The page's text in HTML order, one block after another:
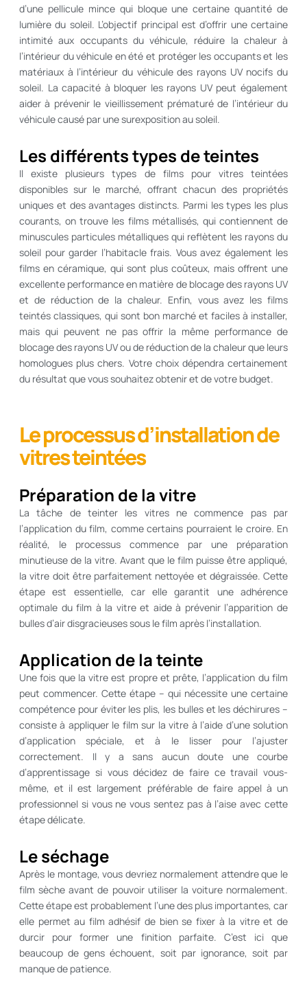
d’une pellicule mince qui bloque une certaine quantité de
lumière du soleil. L’objectif principal est d’offrir une certaine
intimité aux occupants du véhicule, réduire la chaleur à
l’intérieur du véhicule en été et protéger les occupants et les
matériaux à l’intérieur du véhicule des rayons UV nocifs du
soleil. La capacité à bloquer les rayons UV peut également
aider à prévenir le vieillissement prématuré de l’intérieur du
véhicule causé par une surexposition au soleil.
Les différents types de teintes
Il existe plusieurs types de films pour vitres teintées
disponibles sur le marché, offrant chacun des propriétés
uniques et des avantages distincts. Parmi les types les plus
courants, on trouve les films métallisés, qui contiennent de
minuscules particules métalliques qui reflètent les rayons du
soleil pour garder l’habitacle frais. Vous avez également les
films en céramique, qui sont plus coûteux, mais offrent une
excellente performance en matière de blocage des rayons UV
et de réduction de la chaleur. Enfin, vous avez les films
teintés classiques, qui sont bon marché et faciles à installer,
mais qui peuvent ne pas offrir la même performance de
blocage des rayons UV ou de réduction de la chaleur que leurs
homologues plus chers. Votre choix dépendra certainement
du résultat que vous souhaitez obtenir et de votre budget.
Le processus d’installation de
vitres teintées
Préparation de la vitre
La tâche de teinter les vitres ne commence pas par
l’application du film, comme certains pourraient le croire. En
réalité, le processus commence par une préparation
minutieuse de la vitre. Avant que le film puisse être appliqué,
la vitre doit être parfaitement nettoyée et dégraissée. Cette
étape est essentielle, car elle garantit une adhérence
optimale du film à la vitre et aide à prévenir l’apparition de
bulles d’air disgracieuses sous le film après l’installation.
Application de la teinte
Une fois que la vitre est propre et prête, l’application du film
peut commencer. Cette étape – qui nécessite une certaine
compétence pour éviter les plis, les bulles et les déchirures –
consiste à appliquer le film sur la vitre à l’aide d’une solution
d’application spéciale, et à le lisser pour l’ajuster
correctement. Il y a sans aucun doute une courbe
d’apprentissage si vous décidez de faire ce travail vous-
même, et il est largement préférable de faire appel à un
professionnel si vous ne vous sentez pas à l’aise avec cette
étape délicate.
Le séchage
Après le montage, vous devriez normalement attendre que le
film sèche avant de pouvoir utiliser la voiture normalement.
Cette étape est probablement l’une des plus importantes, car
elle permet au film adhésif de bien se fixer à la vitre et de
durcir pour former une finition parfaite. C’est ici que
beaucoup de gens échouent, soit par ignorance, soit par
manque de patience.